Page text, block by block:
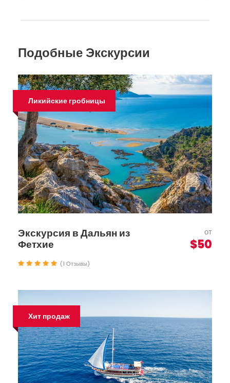
Подобные Экскурсии
Ликийские гробницы
Экскурсия в Дальян из
Фетхие
от
$50
(1 Отзывы)
Хит продаж